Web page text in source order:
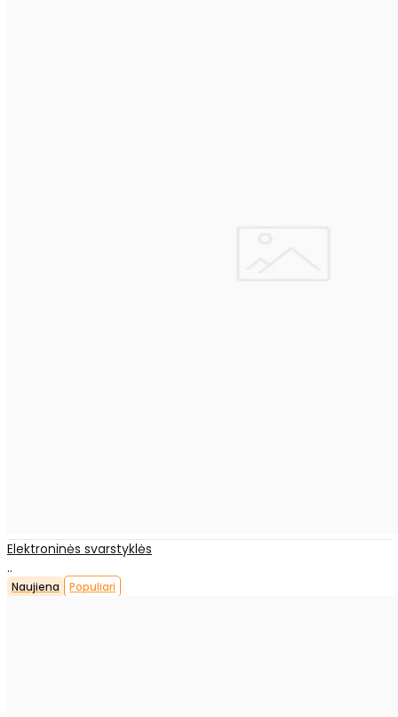
Elektroninės svarstyklės
..
Naujiena Populiari